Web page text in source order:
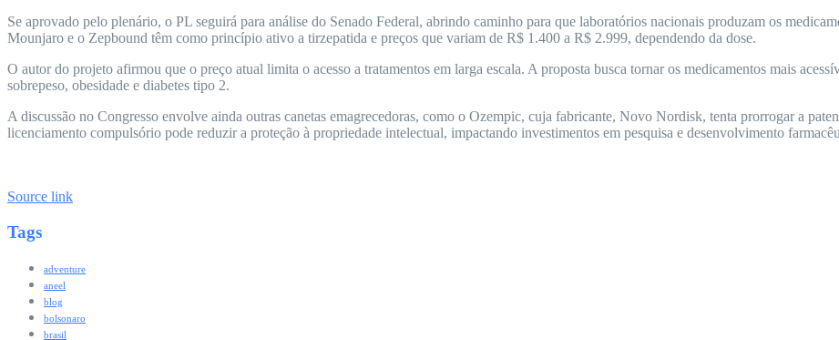
Se aprovado pelo plenário, o PL seguirá para análise do Senado Federal, abrindo caminho para que laboratórios nacionais produzam os
Mounjaro e o Zepbound têm como princípio ativo a tirzepatida e preços que variam de R$ 1.400 a R$ 2.999, dependendo da dose.
O autor do projeto afirmou que o preço atual limita o acesso a tratamentos em larga escala. A proposta busca tornar os medicamentos mais
sobrepeso, obesidade e diabetes tipo 2.
A discussão no Congresso envolve ainda outras canetas emagrecedoras, como o Ozempic, cuja fabricante, Novo Nordisk, tenta prorrogar a
licenciamento compulsório pode reduzir a proteção à propriedade intelectual, impactando investimentos em pesquisa e desenvolvimento
Source link
Tags
adventure
aneel
blog
bolsonaro
brasil